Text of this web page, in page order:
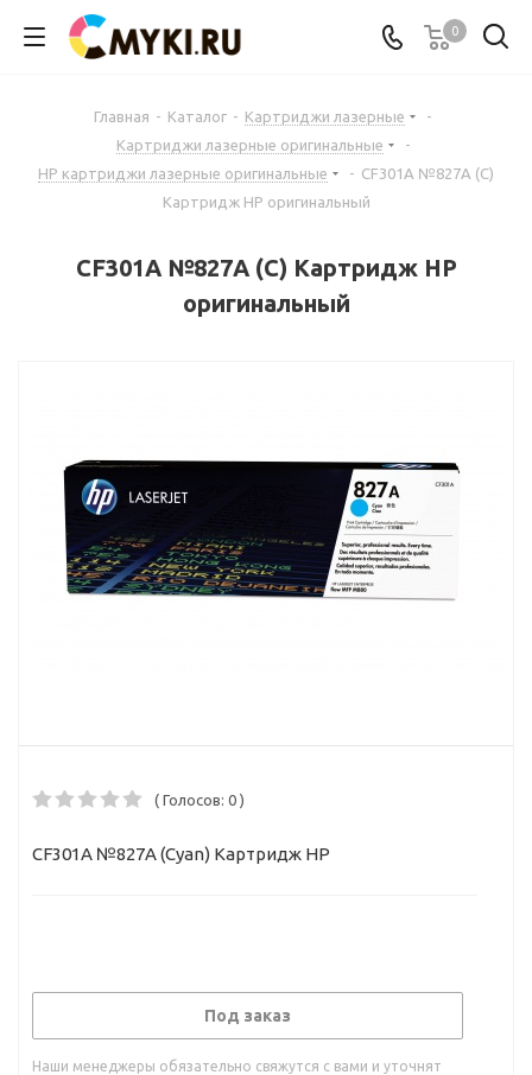
0
Главная - Каталог - Картриджи лазерные
-
Картриджи лазерные оригинальные
-
HP картриджи лазерные оригинальные
- CF301A №827A (C)
Картридж HP оригинальный
CF301A №827A (C) Картридж HP
оригинальный
( Голосов: 0 )
CF301A №827A (Cyan) Картридж HP
Под заказ
Наши менеджеры обязательно свяжутся с вами и уточнят